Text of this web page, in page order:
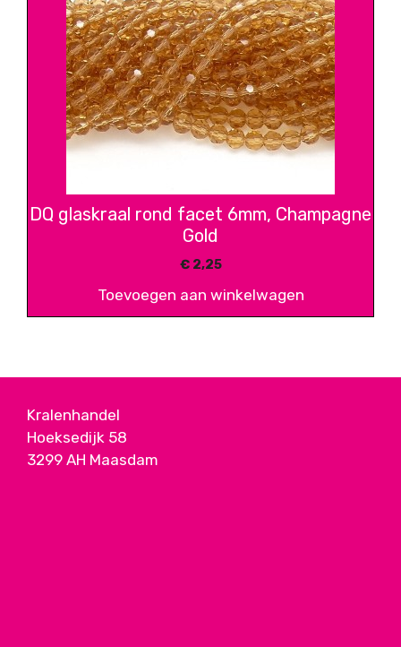
DQ glaskraal rond facet 6mm, Champagne
Gold
€2,25
Toevoegen aan winkelwagen
Kralenhandel
Hoeksedijk 58
3299 AH Maasdam